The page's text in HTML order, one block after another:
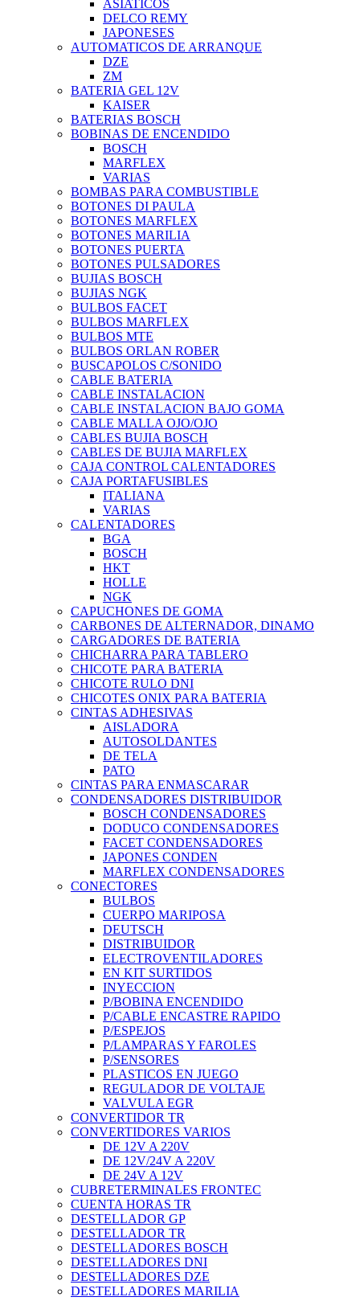
ASIATICOS
DELCO REMY
JAPONESES
AUTOMATICOS DE ARRANQUE
DZE
ZM
BATERIA GEL 12V
KAISER
BATERIAS BOSCH
BOBINAS DE ENCENDIDO
BOSCH
MARFLEX
VARIAS
BOMBAS PARA COMBUSTIBLE
BOTONES DI PAULA
BOTONES MARFLEX
BOTONES MARILIA
BOTONES PUERTA
BOTONES PULSADORES
BUJIAS BOSCH
BUJIAS NGK
BULBOS FACET
BULBOS MARFLEX
BULBOS MTE
BULBOS ORLAN ROBER
BUSCAPOLOS C/SONIDO
CABLE BATERIA
CABLE INSTALACION
CABLE INSTALACION BAJO GOMA
CABLE MALLA OJO/OJO
CABLES BUJIA BOSCH
CABLES DE BUJIA MARFLEX
CAJA CONTROL CALENTADORES
CAJA PORTAFUSIBLES
ITALIANA
VARIAS
CALENTADORES
BGA
BOSCH
HKT
HOLLE
NGK
CAPUCHONES DE GOMA
CARBONES DE ALTERNADOR, DINAMO
CARGADORES DE BATERIA
CHICHARRA PARA TABLERO
CHICOTE PARA BATERIA
CHICOTE RULO DNI
CHICOTES ONIX PARA BATERIA
CINTAS ADHESIVAS
AISLADORA
AUTOSOLDANTES
DE TELA
PATO
CINTAS PARA ENMASCARAR
CONDENSADORES DISTRIBUIDOR
BOSCH CONDENSADORES
DODUCO CONDENSADORES
FACET CONDENSADORES
JAPONES CONDEN
MARFLEX CONDENSADORES
CONECTORES
BULBOS
CUERPO MARIPOSA
DEUTSCH
DISTRIBUIDOR
ELECTROVENTILADORES
EN KIT SURTIDOS
INYECCION
P/BOBINA ENCENDIDO
P/CABLE ENCASTRE RAPIDO
P/ESPEJOS
P/LAMPARAS Y FAROLES
P/SENSORES
PLASTICOS EN JUEGO
REGULADOR DE VOLTAJE
VALVULA EGR
CONVERTIDOR TR
CONVERTIDORES VARIOS
DE 12V A 220V
DE 12V/24V A 220V
DE 24V A 12V
CUBRETERMINALES FRONTEC
CUENTA HORAS TR
DESTELLADOR GP
DESTELLADOR TR
DESTELLADORES BOSCH
DESTELLADORES DNI
DESTELLADORES DZE
DESTELLADORES MARILIA